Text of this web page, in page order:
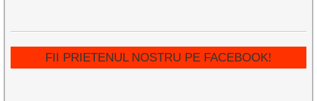
FII PRIETENUL NOSTRU PE FACEBOOK!